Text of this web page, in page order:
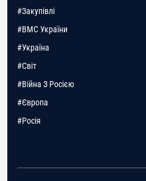
#Закупівлі
#ВМС України
#Україна
#Світ
#Війна З Росією
#Європа
#Росія